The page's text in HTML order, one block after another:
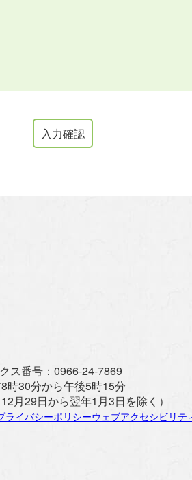
ス番号： 0966-24-7869
時30分から午後5時15分
月29日から翌年1月3日を除く）
ライバシーポリシーウェブアクセシビリテ